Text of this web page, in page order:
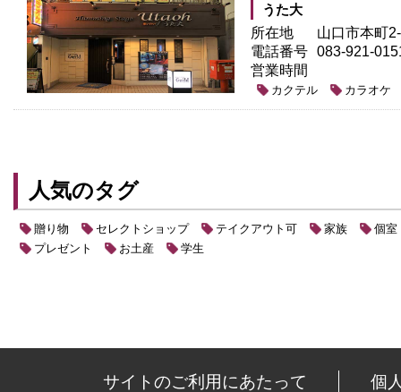
うた大
所在地
山口市本町
電話番号 083-921-
営業時間
カクテル カラオケ
人気のタグ
贈り物 セレクトショップ テイクアウト可 家族
個室
プレゼント
お土産 学生
サイトのご利用にあたって
個